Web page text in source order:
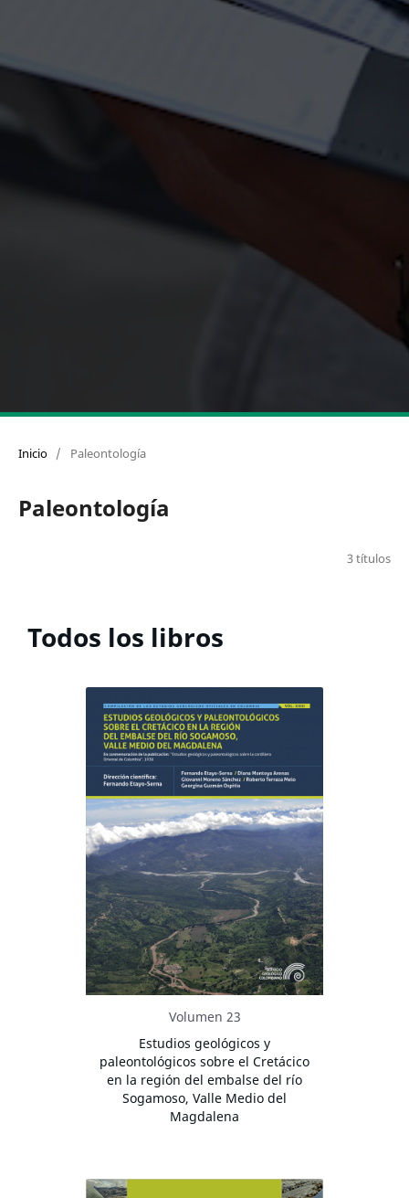
Inicio / Paleontología
Paleontología
3 títulos
Todos los libros
Volumen 23
Estudios geológicos y
paleontológicos sobre el Cretácico
en la región del embalse del río
Sogamoso, Valle Medio del
Magdalena